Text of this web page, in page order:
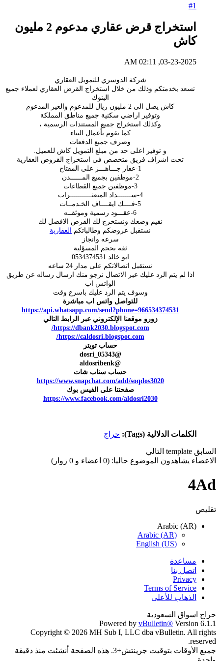
#1
استخراج قرض عقاري مدعوم 2 مليون
كاش
03-23-2025, 02:11 AM
شركة الدوسري للتمويل العقاري
تسعد بخدمتكم وذلك من خلال استخراج القرض العقاري لعملاء جميع
البنوك
كاش يصل الى 2 مليون ريال للمدعوم والغير المدعوم
وتوفير اراضي سكنية جميع مناطق المملكة
وكذلك استخراج جميع المستندات الرسمية ،
كما نقوم بأعمال البناء
وصرف جميع الدفعات
و توفير اعلى حد من مبلغ التمويل كاش للعميل.
تحت اشراف فريق متخصص في استخراج القروض العقارية
1-عقار جـــاهـــز على المفتاح
2-موظفين بجميع المــــــدن
3-موظفين جميع القطاعات
4-ســـــــداد المتعثـــــــــــرات
5-فــــك ايقــــاف الخـدمــات
6-عقـــود رسمية وموثقــه
نقيم وضعك ونستخرج لك القرض الافضل لك
نستقبل عروضكم وطالباتكم العقارية
سرعه وانجاز
ثقه بحجم المسؤلية
ابو خالد 0534374531
نستقبل اتصالاتكم على مدار 24 ساعه
اذا لم يتم الرد عليك عبر الاتصال نرجو منك ارسال رساله عن طريق
الواتس اب
وسوف يتم الرد عليك باسرع وقت
للتواصل واتس اب مباشرة
https://api.whatsapp.com/send?phone=966534374531
زورو موقعنا الإلكتروني عبر الرابط التالي
https://dbank2030.blogspot.com/
https://caldosri.blogspot.com/
حساب تويتر
@dosri_05343
@aldosribenk
حساب سناب شات
https://www.snapchat.com/add/soqdos3020
صفحتنا على الفيس بوك
https://www.facebook.com/aldosri2030
الكلمات الدلالية (Tags): حراج
السابق template التالي
الاعضاء يشاهدون الموضوع حاليا: (0 اعضاء و 0 زوار)
4Ad
تقليص
Arabic (AR)
Arabic (AR)
English (US)
مساعدة
اتصل بنا
Privacy
Terms of Service
الذهاب للأعلى
حراج اسواق السعودية
Powered by vBulletin® Version 6.1.1
Copyright © 2026 MH Sub I, LLC dba vBulletin. All rights
reserved.
جميع الأوقات بتوقيت جرينتش+3. هذه الصفحة أنشئت منذ دقيقة